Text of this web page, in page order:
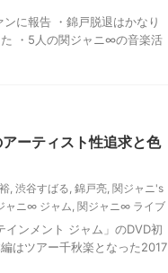
に報告 ・錦戸脱退はかなり
・5人の関ジャニ∞の音楽活
ーティスト性追求と色
, 渋谷すばる, 錦戸亮, 関ジャニ's
ャニ∞ ジャム, 関ジャニ∞ ライブ
ンメント ジャム」のDVD初
はツアー千秋楽となった2017